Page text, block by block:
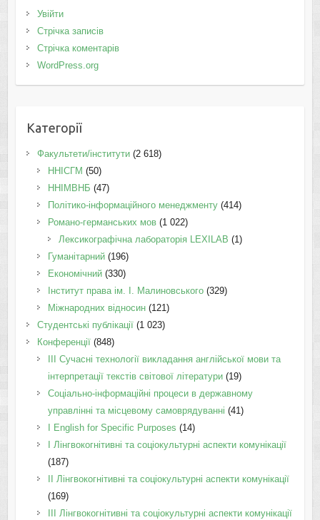
Увійти
Стрічка записів
Стрічка коментарів
WordPress.org
Категорії
Факультети/інститути(2 618)
ННІСГМ (50)
ННІМВНБ (47)
Політико-інформаційного менеджменту(414)
Романо-германських мов(1 022)
Лексикографічна лабораторія LEXILAB (1)
Гуманітарний(196)
Економічний(330)
Інститут права ім. І. Малиновського(329)
Міжнародних відносин(121)
Студентські публікації(1 023)
Конференції(848)
III Сучасні технології викладання англійської мови та
інтерпретації текстів світової літератури(19)
Соціально-інформаційні процеси в державному
управлінні та місцевому самоврядуванні (41)
І English for Specific Purposes (14)
I Лінгвокогнітивні та соціокультурні аспекти комунікації
(187)
IІ Лінгвокогнітивні та соціокультурні аспекти комунікації
(169)
IІI Лінгвокогнітивні та соціокультурні аспекти комунікації